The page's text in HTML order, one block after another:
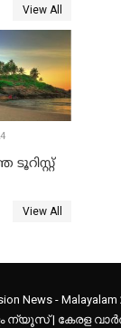
View All
View All
News - Malayalam
ന്യൂസ് | കേരള